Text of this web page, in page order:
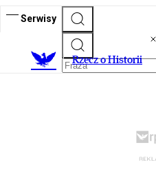
Serwisy
Rzecz o Historii